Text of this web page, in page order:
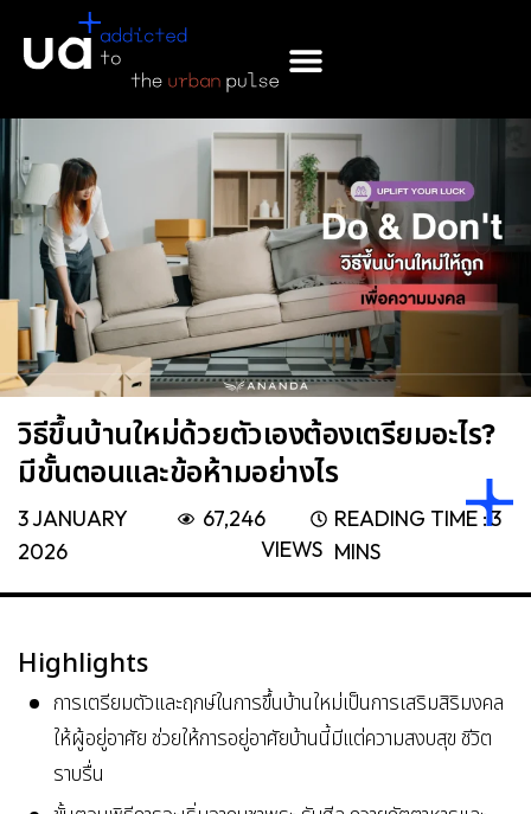
content
วิธีขึ้นบ้านใหม่ด้วยตัวเองต้องเตรียมอะไร?
มีขั้นตอนและข้อห้ามอย่างไร
3 JANUARY
2026
67,246
VIEWS
READING TIME :3
MINS
Highlights
การเตรียมตัวและฤกษ์ในการขึ้นบ้านใหม่เป็นการเสริมสิริมงคล
ให้ผู้อยู่อาศัย ช่วยให้การอยู่อาศัยบ้านนี้มีแต่ความสงบสุข ชีวิต
ราบรื่น